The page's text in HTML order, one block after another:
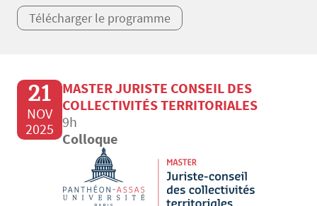
Télécharger le programme
21
NOV
2025
MASTER JURISTE CONSEIL DES
COLLECTIVITÉS TERRITORIALES
9h
Colloque